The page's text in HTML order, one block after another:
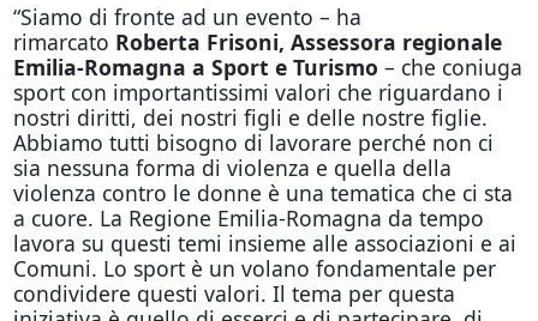
“Siamo di fronte ad un evento – ha
rimarcato Roberta Frisoni, Assessora regionale
Emilia-Romagna a Sport e Turismo – che coniuga
sport con importantissimi valori che riguardano i
nostri diritti, dei nostri figli e delle nostre figlie.
Abbiamo tutti bisogno di lavorare perché non ci
sia nessuna forma di violenza e quella della
violenza contro le donne è una tematica che ci sta
a cuore. La Regione Emilia-Romagna da tempo
lavora su questi temi insieme alle associazioni e ai
Comuni. Lo sport è un volano fondamentale per
condividere questi valori. Il tema per questa